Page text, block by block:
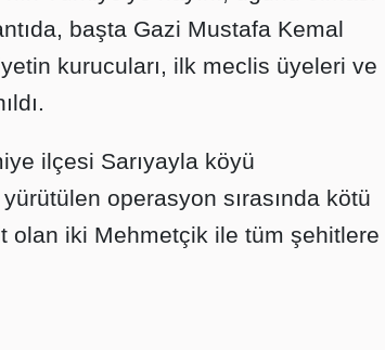
başta Gazi Mustafa Kemal
kurucuları, ilk meclis üyeleri ve
ilçesi Sarıyayla köyü
operasyon sırasında kötü
olan iki Mehmetçik ile tüm şehitlere